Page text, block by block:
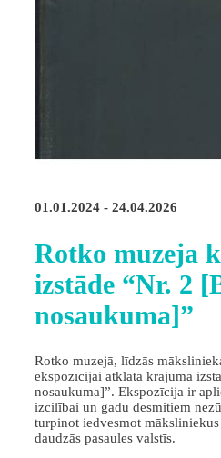
01.01.2024 - 24.04.2026
Rotko muzeja
izstāde “Nr. 2
nosaukuma]”
Rotko muzejā, līdzās
ekspozīcijai atklāta krājuma
nosaukuma]”. Ekspozīcija ir
izcilībai un gadu desmitiem
turpinot iedvesmot māksliniekus
daudzās pasaules valstīs.